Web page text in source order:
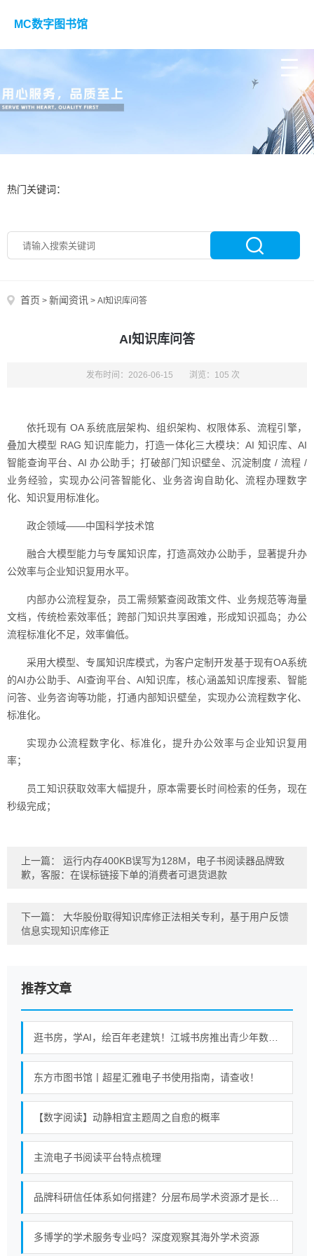
MC数字图书馆
热门关键词：
首页 > 新闻资讯 > AI知识库问答
AI知识库问答
发布时间：2026-06-15 浏览：105 次
依托现有 OA 系统底层架构、组织架构、权限体系、流程引擎，
叠加大模型 RAG 知识库能力，打造一体化三大模块：AI 知识库、AI
智能查询平台、AI 办公助手；打破部门知识壁垒、沉淀制度 / 流程 /
业务经验，实现办公问答智能化、业务咨询自助化、流程办理数字
化、知识复用标准化。
政企领域——中国科学技术馆
融合大模型能力与专属知识库，打造高效办公助手，显著提升办
公效率与企业知识复用水平。
内部办公流程复杂，员工需频繁查阅政策文件、业务规范等海量
文档，传统检索效率低；跨部门知识共享困难，形成知识孤岛；办公
流程标准化不足，效率偏低。
采用大模型、专属知识库模式，为客户定制开发基于现有OA系统
的AI办公助手、AI查询平台、AI知识库，核心涵盖知识库搜索、智能
问答、业务咨询等功能，打通内部知识壁垒，实现办公流程数字化、
标准化。
实现办公流程数字化、标准化，提升办公效率与企业知识复用
率；
员工知识获取效率大幅提升，原本需要长时间检索的任务，现在
秒级完成；
上一篇： 运行内存400KB误写为128M，电子书阅读器品牌致
歉，客服：在误标链接下单的消费者可退货退款
下一篇： 大华股份取得知识库修正法相关专利，基于用户反馈
信息实现知识库修正
推荐文章
东方市图书馆丨超星汇雅电子书使用指南，请查收！
【数字阅读】动静相宜主题周之自愈的概率
主流电子书阅读平台特点梳理
多博学的学术服务专业吗？深度观察其海外学术资源